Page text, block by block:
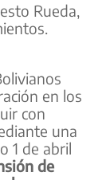
Rueda,
en los
con
una
1 de abril
de